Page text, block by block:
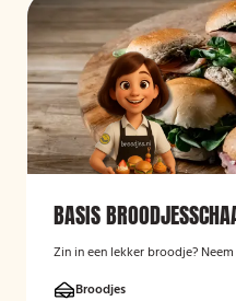
BASIS
Zin in een lekker broodje?
Broodjes